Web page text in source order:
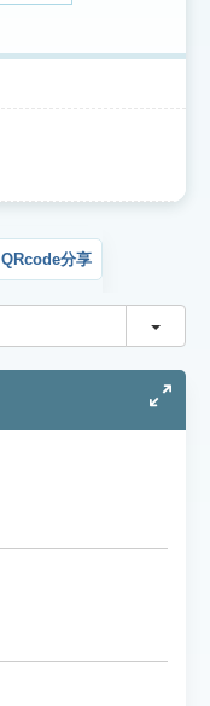
QRcode分享
切換